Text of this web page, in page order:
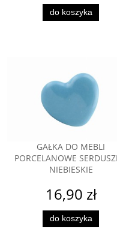
do koszyka
GAŁKA DO MEBLI
PORCELANOWE
NIEBIESKIE
16,90 zł
do koszyka